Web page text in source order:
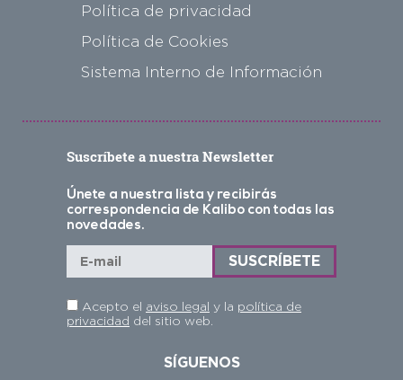
Política de privacidad
Política de Cookies
Sistema Interno de Información
Suscríbete a nuestra Newsletter
Únete a nuestra lista y recibirás
correspondencia de Kalibo con todas las
novedades.
Acepto el aviso legal y la política de
privacidad del sitio web.
SÍGUENOS